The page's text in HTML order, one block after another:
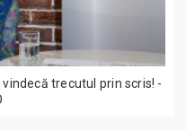
trecutul prin scris! -